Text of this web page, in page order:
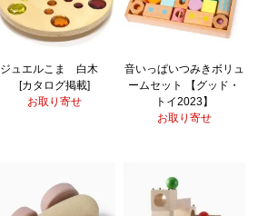
ジュエルこま 白木
[カタログ掲載]
お取り寄せ
音いっぱいつみきボリュ
ームセット 【グッド・
トイ2023】
お取り寄せ